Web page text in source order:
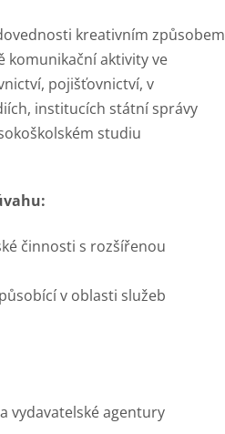
kreativním způsobem
komunikační aktivity ve
pojišťovnictví, v
institucích státní správy
studiu
činnosti s rozšířenou
v oblasti služeb
vydavatelské agentury